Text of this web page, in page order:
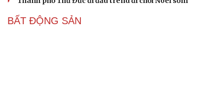
BẤT ĐỘNG SẢN